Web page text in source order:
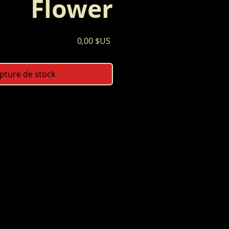
Flower
0,00 $US
de stock